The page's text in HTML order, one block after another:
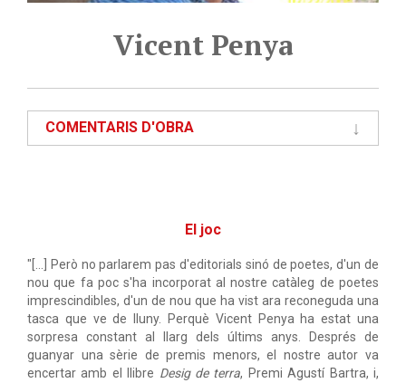
Vicent Penya
COMENTARIS D'OBRA
El joc
"[...] Però no parlarem pas d'editorials sinó de poetes, d'un de
nou que fa poc s'ha incorporat al nostre catàleg de poetes
imprescindibles, d'un de nou que ha vist ara reconeguda una
tasca que ve de lluny. Perquè Vicent Penya ha estat una
sorpresa constant al llarg dels últims anys. Després de
guanyar una sèrie de premis menors, el nostre autor va
encertar amb el llibre Desig de terra, Premi Agustí Bartra, i,